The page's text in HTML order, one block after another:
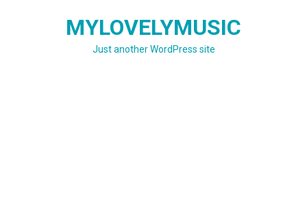
MYLOVELYMUSIC
Just another WordPress site